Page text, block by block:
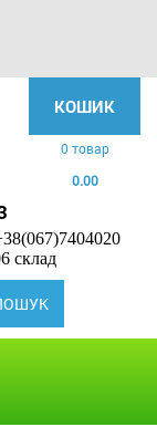
КОШИК
0 товар
0.00
склад